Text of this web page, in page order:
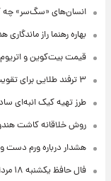
انسان‌های «سگ‌سر» چه
بهاره رهنما راز
قیمت بیت‌کوین و اتریوم امروز
۳ ترفند طلایی برای تقویت عضلات بدن
طرز تهیه کیک انبه‌ای
روش خلاقانه کاشت
هشدار درباره ورم دست و
فال حافظ یکشنبه ۱۸ مرداد ماه ۱۴۰۵